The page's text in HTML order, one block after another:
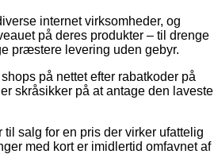
internet virksomheder, og
på deres produkter – til drenge
præstere levering uden gebyr.
på nettet efter rabatkoder på
skråsikker på at antage den laveste
salg for en pris der virker ufattelig
med kort er imidlertid omfavnet af